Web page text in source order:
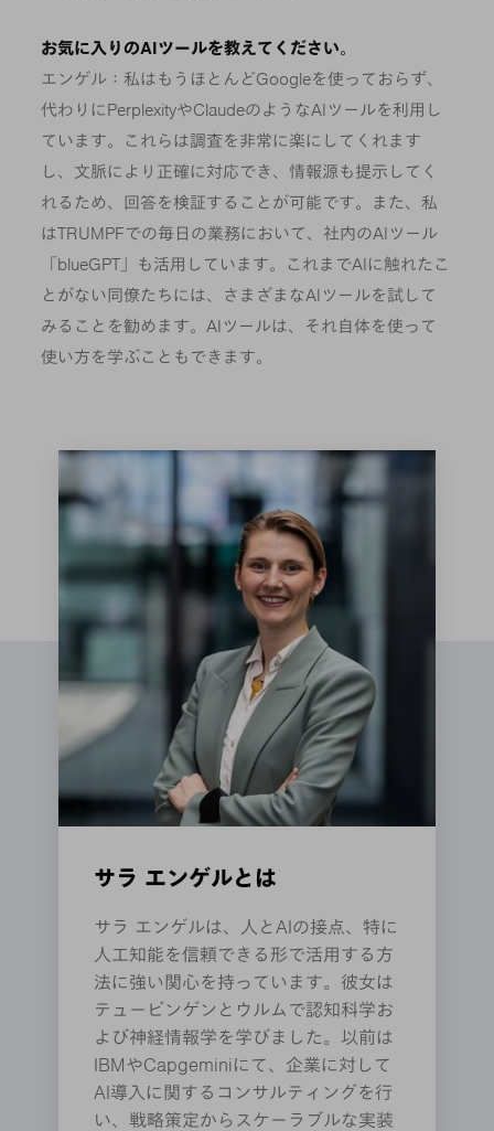
お気に入りのAIツールを教えてください。
エンゲル：私はもうほとんどGoogleを使っておらず、
代わりにPerplexityやClaudeのようなAIツールを利用し
ています。これらは調査を非常に楽にしてくれます
し、文脈により正確に対応でき、情報源も提示してく
れるため、回答を検証することが可能です。また、私
はTRUMPFでの毎日の業務において、社内のAIツール
「blueGPT」も活用しています。これまでAIに触れたこ
とがない同僚たちには、さまざまなAIツールを試して
みることを勧めます。AIツールは、それ自体を使って
使い方を学ぶこともできます。
サラ エンゲルとは
サラ エンゲルは、人とAIの接点、特に
人工知能を信頼できる形で活用する方
法に強い関心を持っています。彼女は
テュービンゲンとウルムで認知科学お
よび神経情報学を学びました。以前は
IBMやCapgeminiにて、企業に対して
AI導入に関するコンサルティングを行
い、戦略策定からスケーラブルな実装